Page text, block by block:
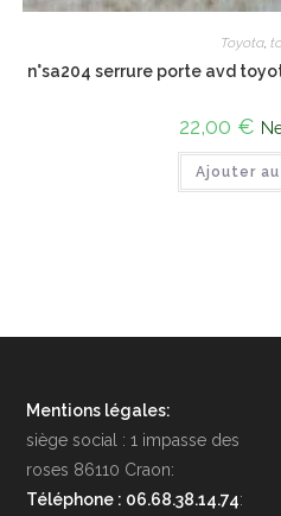
Toyota,
n°sa204 serrure porte avd
22,00 €
Ajouter
Mentions légales:
siège social : 1 impasse des
roses 86110 Craon:
Téléphone : 06.68.38.14.74: